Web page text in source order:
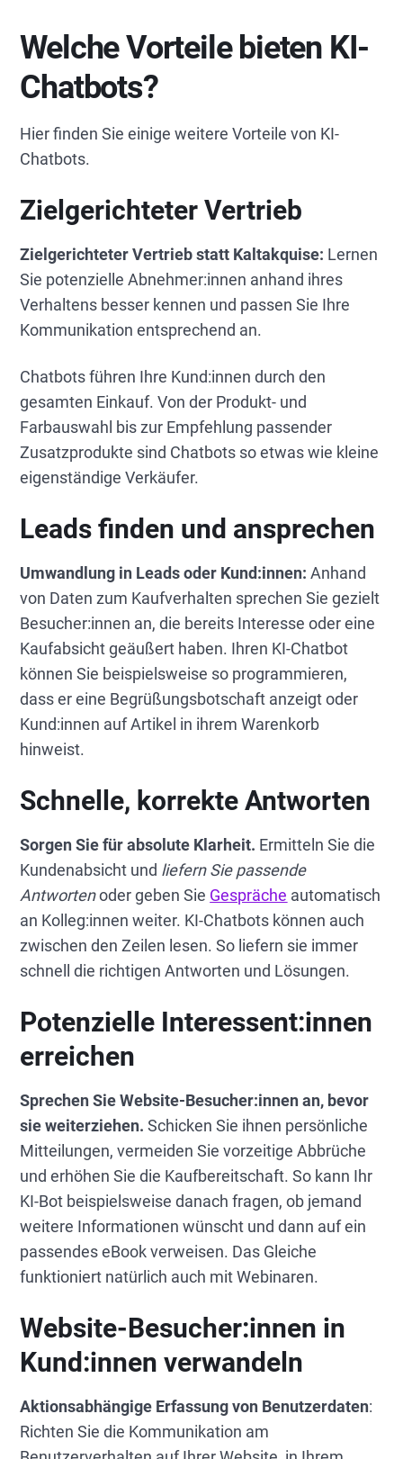
Welche Vorteile bieten KI-
Chatbots?
Hier finden Sie einige weitere Vorteile von KI-
Chatbots.
Zielgerichteter Vertrieb
Zielgerichteter Vertrieb statt Kaltakquise: Lernen
Sie potenzielle Abnehmer:innen anhand ihres
Verhaltens besser kennen und passen Sie Ihre
Kommunikation entsprechend an.
Chatbots führen Ihre Kund:innen durch den
gesamten Einkauf. Von der Produkt- und
Farbauswahl bis zur Empfehlung passender
Zusatzprodukte sind Chatbots so etwas wie kleine
eigenständige Verkäufer.
Leads finden und ansprechen
Umwandlung in Leads oder Kund:innen: Anhand
von Daten zum Kaufverhalten sprechen Sie gezielt
Besucher:innen an, die bereits Interesse oder eine
Kaufabsicht geäußert haben. Ihren KI-Chatbot
können Sie beispielsweise so programmieren,
dass er eine Begrüßungsbotschaft anzeigt oder
Kund:innen auf Artikel in ihrem Warenkorb
hinweist.
Schnelle, korrekte Antworten
Sorgen Sie für absolute Klarheit. Ermitteln Sie die
Kundenabsicht und liefern Sie passende
Antwortenoder geben Sie Gespräche automatisch
an Kolleg:innen weiter. KI-Chatbots können auch
zwischen den Zeilen lesen. So liefern sie immer
schnell die richtigen Antworten und Lösungen.
Potenzielle Interessent:innen
erreichen
Sprechen Sie Website-Besucher:innen an, bevor
sie weiterziehen. Schicken Sie ihnen persönliche
Mitteilungen, vermeiden Sie vorzeitige Abbrüche
und erhöhen Sie die Kaufbereitschaft. So kann Ihr
KI-Bot beispielsweise danach fragen, ob jemand
weitere Informationen wünscht und dann auf ein
passendes eBook verweisen. Das Gleiche
funktioniert natürlich auch mit Webinaren.
Website-Besucher:innen in
Kund:innen verwandeln
Aktionsabhängige Erfassung von Benutzerdaten:
Richten Sie die Kommunikation am